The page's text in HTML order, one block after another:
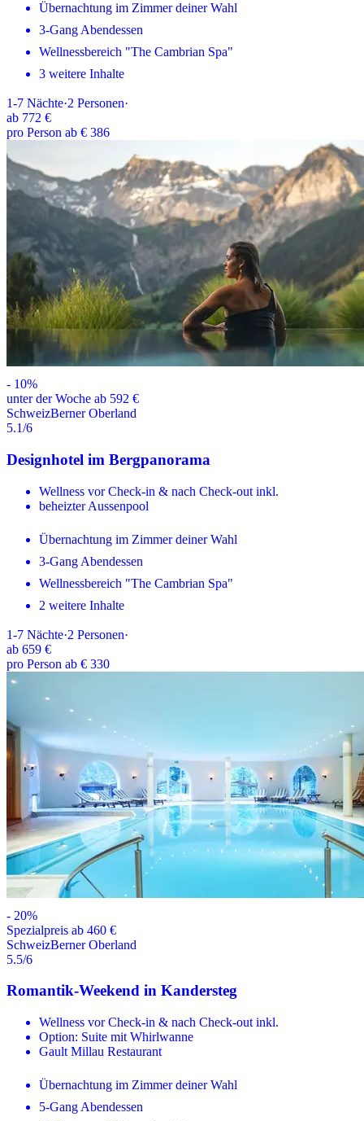
Übernachtung im Zimmer deiner Wahl
3-Gang Abendessen
Wellnessbereich "The Cambrian Spa"
3 weitere Inhalte
1-7 Nächte·2 Personen·
ab 772 €
pro Person ab € 386
- 10%
unter der Woche ab 592 €
SchweizBerner Oberland
5.1/6
Designhotel im Bergpanorama
Wellness vor Check-in & nach Check-out inkl.
beheizter Aussenpool
Übernachtung im Zimmer deiner Wahl
3-Gang Abendessen
Wellnessbereich "The Cambrian Spa"
2 weitere Inhalte
1-7 Nächte·2 Personen·
ab 659 €
pro Person ab € 330
- 20%
Spezialpreis ab 460 €
SchweizBerner Oberland
5.5/6
Romantik-Weekend in Kandersteg
Wellness vor Check-in & nach Check-out inkl.
Option: Suite mit Whirlwanne
Gault Millau Restaurant
Übernachtung im Zimmer deiner Wahl
5-Gang Abendessen